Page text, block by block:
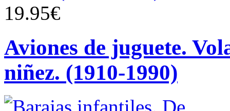
19.95€
Aviones de juguete.
niñez. (1910-1990)